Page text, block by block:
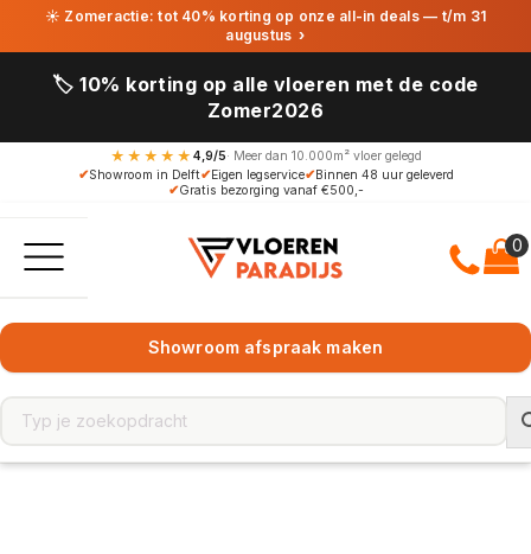
☀ Zomeractie: tot 40% korting op onze all-in deals — t/m 31
augustus ›
🏷️ 10% korting op alle vloeren met de code
Zomer2026
★★★★★ 4,9/5· Meer dan 10.000m² vloer gelegd
✔Showroom in Delft✔Eigen legservice✔Binnen 48 uur geleverd
✔Gratis bezorging vanaf €500,-
Showroom afspraak maken